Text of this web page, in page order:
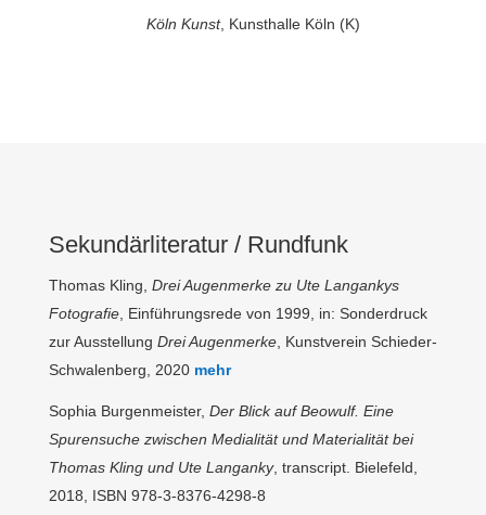
Köln Kunst, Kunsthalle Köln (K)
Sekundärliteratur / Rundfunk
Thomas Kling, Drei Augenmerke zu Ute Langankys
Fotografie, Einführungsrede von 1999, in: Sonderdruck
zur Ausstellung Drei Augenmerke, Kunstverein Schieder-
Schwalenberg, 2020 mehr
Sophia Burgenmeister, Der Blick auf Beowulf. Eine
Spurensuche zwischen Medialitätund Materialität bei
Thomas Kling und Ute Langanky, transcript. Bielefeld,
2018, ISBN 978-3-8376-4298-8